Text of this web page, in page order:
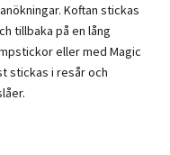
Koftan stickas
tillbaka på en lång
eller med Magic
stickas i resår och